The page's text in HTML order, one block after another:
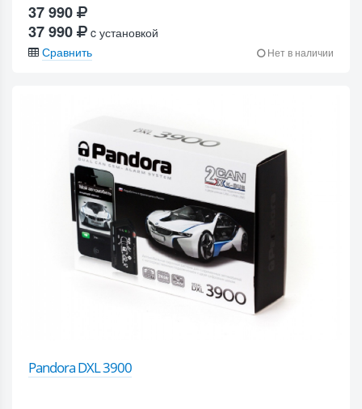
37 990
37 990
c установкой
Сравнить
Нет в наличии
Pandora DXL 3900